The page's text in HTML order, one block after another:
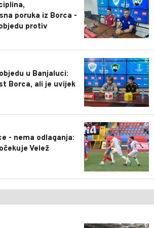
poruka iz Borca -
protiv
0
u Banjaluci:
Borca, ali je uvijek
0
- nema odlaganja:
Velež
0